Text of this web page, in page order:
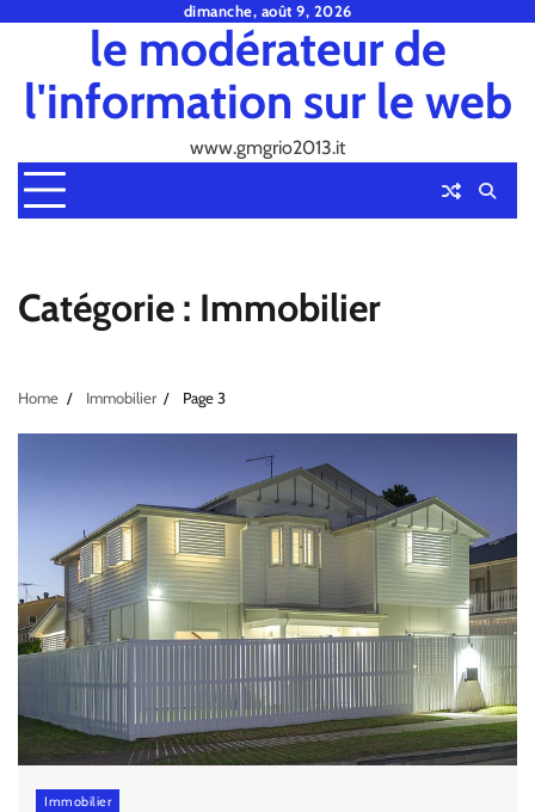
dimanche, août 9, 2026
le modérateur de
l'information sur le web
www.gmgrio2013.it
Catégorie : Immobilier
Home Immobilier Page 3
Immobilier